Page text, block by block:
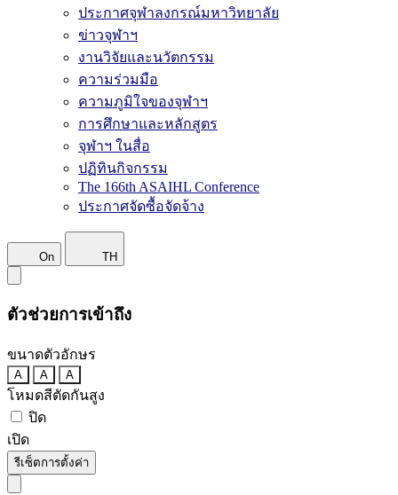
ประกาศจุฬาลงกรณ์มหาวิทยาลัย
ข่าวจุฬาฯ
งานวิจัยและนวัตกรรม
ความร่วมมือ
ความภูมิใจของจุฬาฯ
การศึกษาและหลักสูตร
จุฬาฯ ในสื่อ
ปฏิทินกิจกรรม
The 166th ASAIHL Conference
ประกาศจัดซื้อจัดจ้าง
On TH
ตัวช่วยการเข้าถึง
ขนาดตัวอักษร
A A A
โหมดสีตัดกันสูง
ปิด
เปิด
รีเซ็ตการตั้งค่า